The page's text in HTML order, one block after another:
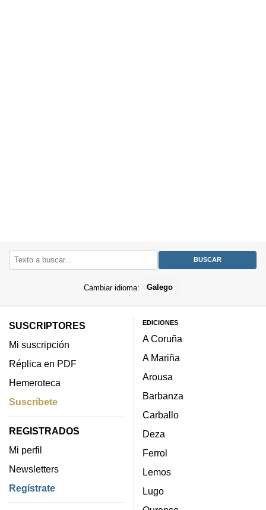
Cambiar idioma: Galego
SUSCRIPTORES
Mi suscripción
Réplica en PDF
Hemeroteca
Suscríbete
REGISTRADOS
Mi perfil
Newsletters
Regístrate
EDICIONES
A Coruña
A Mariña
Arousa
Barbanza
Carballo
Deza
Ferrol
Lemos
Lugo